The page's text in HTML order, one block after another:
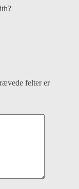
felter er